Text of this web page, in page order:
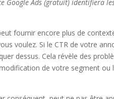
Google Ads (gratuit) identifiera
fournir encore plus de
voulez. Si le CTR de votre
dessus. Cela révèle des
de votre segment